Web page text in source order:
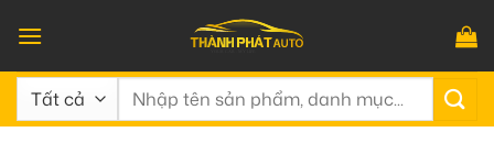
qua
nội
dung
Tìm